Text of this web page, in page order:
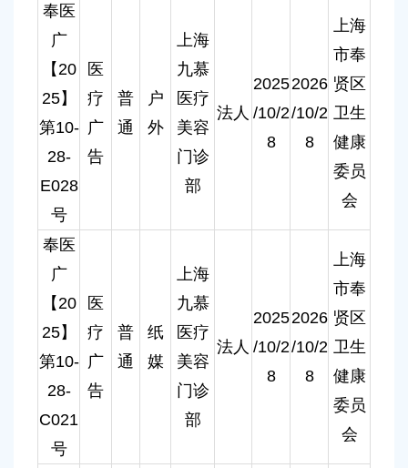
奉医
广
【20
25】
第10-
28-
E028
号
医
疗
广
告
普
通
户
外
上海
九慕
医疗
美容
门诊
部
法人
2025
/10/2
8
2026
/10/2
8
上海
市奉
贤区
卫生
健康
委员
会
奉医
广
【20
25】
第10-
28-
C021
号
医
疗
广
告
普
通
纸
媒
上海
九慕
医疗
美容
门诊
部
法人
2025
/10/2
8
2026
/10/2
8
上海
市奉
贤区
卫生
健康
委员
会